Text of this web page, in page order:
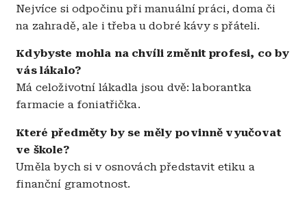
Nejvíce si odpočinu při manuální práci, doma či
na zahradě, ale i třeba u dobré kávy s přáteli.
Kdybyste mohla na chvíli změnit profesi, co by
vás lákalo?
Má celoživotní lákadla jsou dvě: laborantka
farmacie a foniatřička.
Které předměty by se měly povinně vyučovat
ve škole?
Uměla bych si v osnovách představit etiku a
finanční gramotnost.